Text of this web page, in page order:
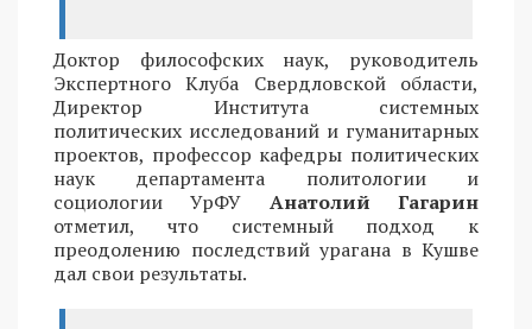
Доктор философских наук, руководитель
Экспертного Клуба Свердловской области,
Директор Института системных
политических исследований и гуманитарных
проектов, профессор кафедры политических
наук департамента политологии и
социологии УрФУ Анатолий Гагарин
отметил, что системный подход к
преодолению последствий урагана в Кушве
дал свои результаты.